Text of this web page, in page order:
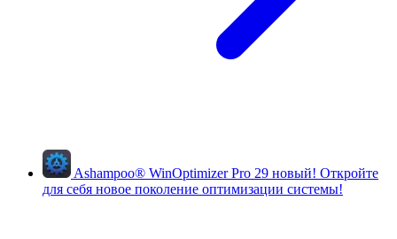
Ashampoo® WinOptimizer Pro 29 новый! Откройте
для себя новое поколение оптимизации системы!